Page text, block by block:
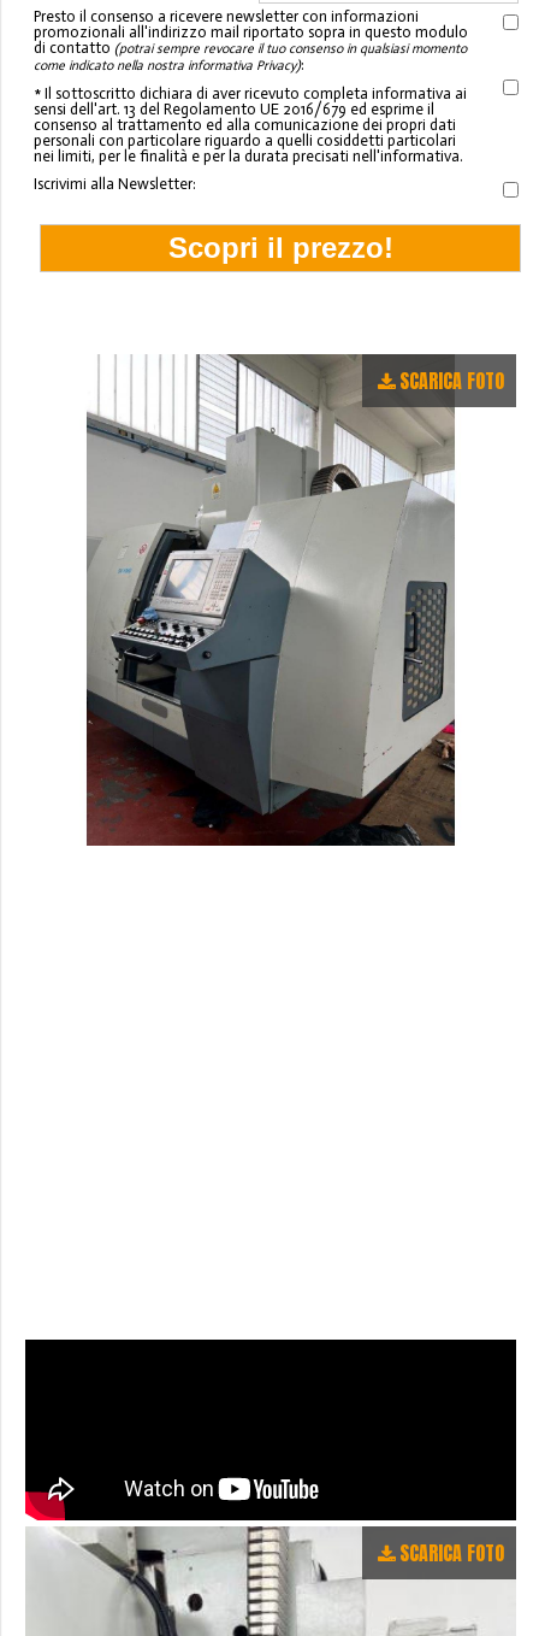
Presto il consenso a ricevere newsletter con informazioni
promozionali all'indirizzo mail riportato sopra in questo modulo
di contatto (potrai sempre revocare il tuo consenso in qualsiasi momento
come indicato nella nostra informativa Privacy):
* Il sottoscritto dichiara di aver ricevuto completa informativa ai
sensi dell'art. 13 del Regolamento UE 2016/679 ed esprime il
consenso al trattamento ed alla comunicazione dei propri dati
personali con particolare riguardo a quelli cosiddetti particolari
nei limiti, per le finalità e per la durata precisati nell'informativa.
Iscrivimi alla Newsletter:
SCARICA FOTO
SCARICA FOTO